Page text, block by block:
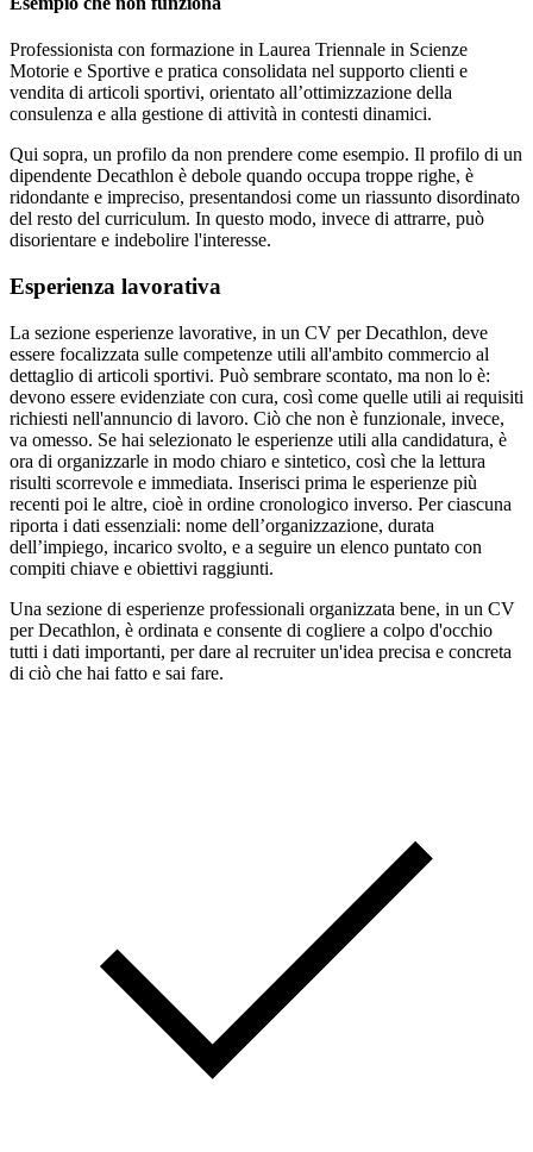
Professionista con formazione in Laurea Triennale in Scienze
Motorie e Sportive e pratica consolidata nel supporto clienti e
vendita di articoli sportivi, orientato all’ottimizzazione della
consulenza e alla gestione di attività in contesti dinamici.
Qui sopra, un profilo da non prendere come esempio. Il profilo di un
dipendente Decathlon è debole quando occupa troppe righe, è
ridondante e impreciso, presentandosi come un riassunto disordinato
del resto del curriculum. In questo modo, invece di attrarre, può
disorientare e indebolire l'interesse.
Esperienza lavorativa
La sezione esperienze lavorative, in un CV per Decathlon, deve
essere focalizzata sulle competenze utili all'ambito commercio al
dettaglio di articoli sportivi. Può sembrare scontato, ma non lo è:
devono essere evidenziate con cura, così come quelle utili ai requisiti
richiesti nell'annuncio di lavoro. Ciò che non è funzionale, invece,
va omesso. Se hai selezionato le esperienze utili alla candidatura, è
ora di organizzarle in modo chiaro e sintetico, così che la lettura
risulti scorrevole e immediata. Inserisci prima le esperienze più
recenti poi le altre, cioè in ordine cronologico inverso. Per ciascuna
riporta i dati essenziali: nome dell’organizzazione, durata
dell’impiego, incarico svolto, e a seguire un elenco puntato con
compiti chiave e obiettivi raggiunti.
Una sezione di esperienze professionali organizzata bene, in un CV
per Decathlon, è ordinata e consente di cogliere a colpo d'occhio
tutti i dati importanti, per dare al recruiter un'idea precisa e concreta
di ciò che hai fatto e sai fare.